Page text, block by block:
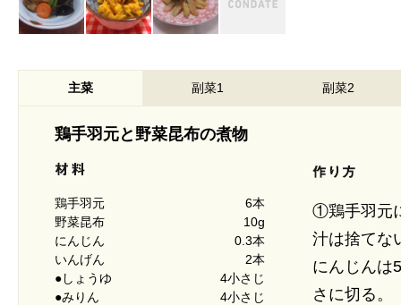
主菜 副菜1 副菜2
鶏手羽元と野菜昆布の煮物
鶏手羽元
6本
野菜昆布
10g
にんじん
0.3本
いんげん
2本
●しょうゆ
4小さじ
●みりん
4小さじ
①鶏手羽元
汁は捨てな
にんじんは
さに切る。